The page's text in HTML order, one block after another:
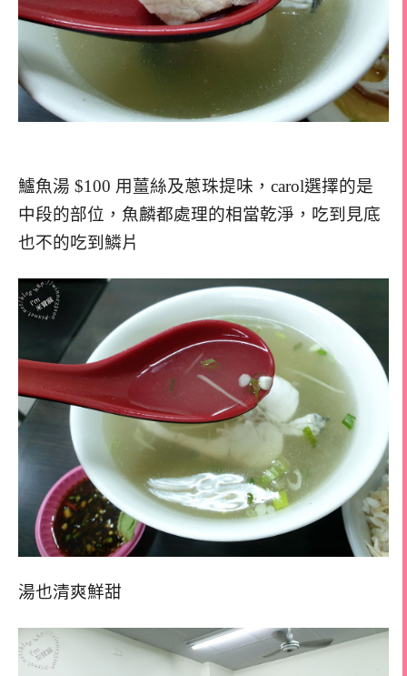
鱸魚湯 $100 用薑絲及蔥珠提味，carol選擇的是
中段的部位，魚麟都處理的相當乾淨，吃到見底
也不的吃到鱗片
湯也清爽鮮甜